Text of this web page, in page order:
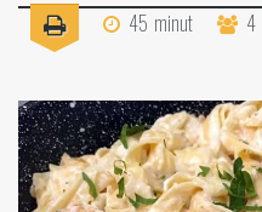
45 minut 4